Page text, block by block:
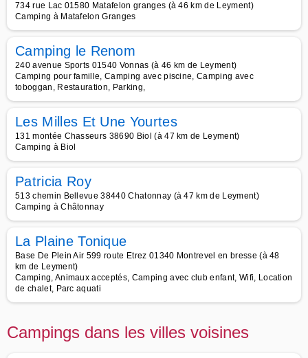
734 rue Lac 01580 Matafelon granges (à 46 km de Leyment)
Camping à Matafelon Granges
Camping le Renom
240 avenue Sports 01540 Vonnas (à 46 km de Leyment)
Camping pour famille, Camping avec piscine, Camping avec
toboggan, Restauration, Parking,
Les Milles Et Une Yourtes
131 montée Chasseurs 38690 Biol (à 47 km de Leyment)
Camping à Biol
Patricia Roy
513 chemin Bellevue 38440 Chatonnay (à 47 km de Leyment)
Camping à Châtonnay
La Plaine Tonique
Base De Plein Air 599 route Etrez 01340 Montrevel en bresse (à 48
km de Leyment)
Camping, Animaux acceptés, Camping avec club enfant, Wifi, Location
de chalet, Parc aquati
Campings dans les villes voisines